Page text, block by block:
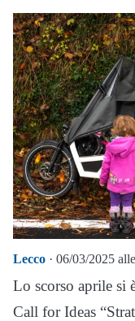
Lecco · 06/03/2025
Lo scorso aprile si
Call for Ideas